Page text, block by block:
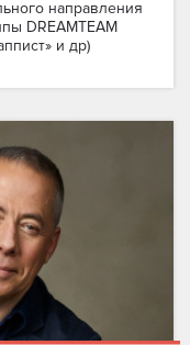
направления
DREAMTEAM
и др)